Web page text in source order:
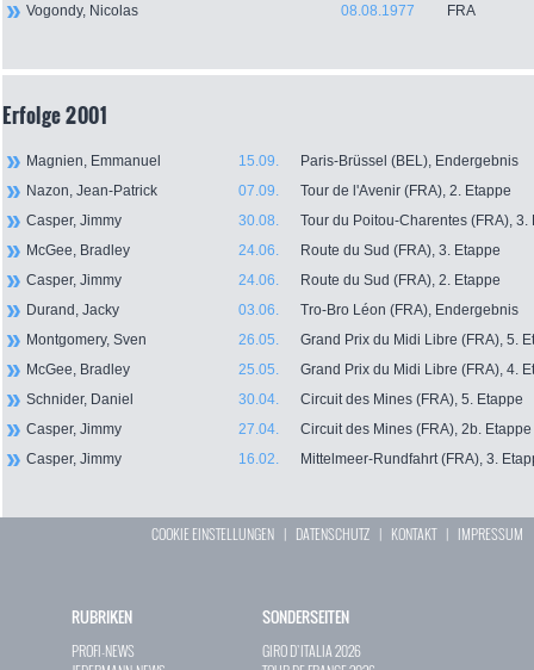
Vogondy, Nicolas
08.08.1977 FRA
Erfolge 2001
Magnien, Emmanuel Paris-Brüssel (BEL), Endergebnis
15.09.
Nazon, Jean-Patrick
Tour de l'Avenir (FRA), 2. Etappe
07.09.
Casper, Jimmy
Tour du Poitou-Charentes (FRA), 3.
30.08.
McGee, Bradley
Route du Sud (FRA), 3. Etappe
24.06.
Casper, Jimmy
Route du Sud (FRA), 2. Etappe
24.06.
Durand, Jacky
Tro-Bro Léon (FRA), Endergebnis
03.06.
Montgomery, Sven
Grand Prix du Midi Libre (FRA), 5.
26.05.
McGee, Bradley
Grand Prix du Midi Libre (FRA), 4.
25.05.
Schnider, Daniel
Circuit des Mines (FRA), 5. Etappe
30.04.
Casper, Jimmy
Circuit des Mines (FRA), 2b. Etappe
27.04.
Casper, Jimmy
Mittelmeer-Rundfahrt (FRA), 3.
16.02.
COOKIE EINSTELLUNGEN | DATENSCHUTZ | KONTAKT| IMPRESSUM
RUBRIKEN
PROFI-NEWS
SONDERSEITEN
GIRO D`ITALIA 2026